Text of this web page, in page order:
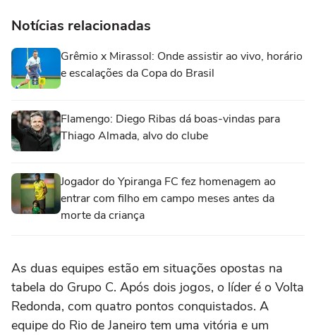
Notícias relacionadas
Grêmio x Mirassol: Onde assistir ao vivo, horário
e escalações da Copa do Brasil
Flamengo: Diego Ribas dá boas-vindas para
Thiago Almada, alvo do clube
Jogador do Ypiranga FC fez homenagem ao
entrar com filho em campo meses antes da
morte da criança
As duas equipes estão em situações opostas na
tabela do Grupo C. Após dois jogos, o líder é o Volta
Redonda, com quatro pontos conquistados. A
equipe do Rio de Janeiro tem uma vitória e um